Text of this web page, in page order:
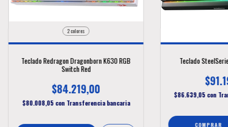
2 colores
Teclado Redragon Dragonborn K630 RGB
Switch Red
$84.219,00
$80.008,05 con Transferencia bancaria
Teclado
$86.639,05 con